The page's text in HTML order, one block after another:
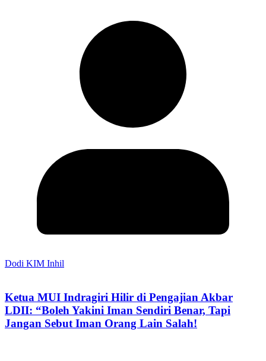
Dodi KIM Inhil
Ketua MUI Indragiri Hilir di Pengajian Akbar
LDII: “Boleh Yakini Iman Sendiri Benar, Tapi
Jangan Sebut Iman Orang Lain Salah!